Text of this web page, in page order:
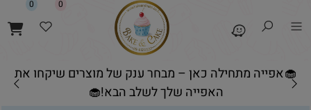
🧁אפייה מתחילה כאן – מבחר ענק של מוצרים שיקחו את
האפייה שלך לשלב הבא!🧁
0 0